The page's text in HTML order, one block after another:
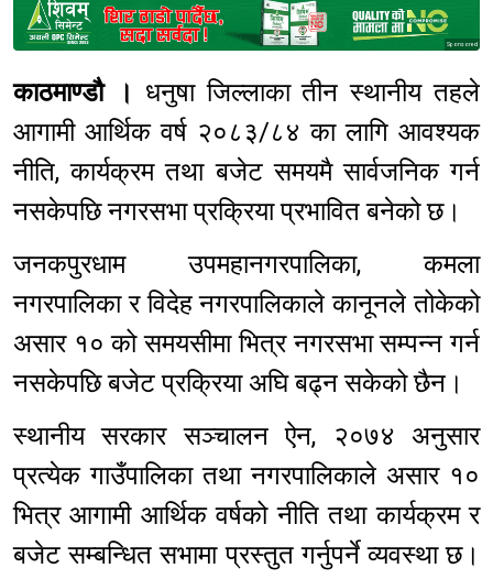
Sponsored
काठमाण्डौ । धनुषा जिल्लाका तीन स्थानीय तहले
आगामी आर्थिक वर्ष २०८३/८४ का लागि आवश्यक
नीति, कार्यक्रम तथा बजेट समयमै सार्वजनिक गर्न
नसकेपछि नगरसभा प्रक्रिया प्रभावित बनेको छ।
जनकपुरधाम उपमहानगरपालिका, कमला
नगरपालिका र विदेह नगरपालिकाले कानूनले तोकेको
असार १० को समयसीमा भित्र नगरसभा सम्पन्न गर्न
नसकेपछि बजेट प्रक्रिया अघि बढ्न सकेको छैन।
स्थानीय सरकार सञ्चालन ऐन, २०७४ अनुसार
प्रत्येक गाउँपालिका तथा नगरपालिकाले असार १०
भित्र आगामी आर्थिक वर्षको नीति तथा कार्यक्रम र
बजेट सम्बन्धित सभामा प्रस्तुत गर्नुपर्ने व्यवस्था छ।